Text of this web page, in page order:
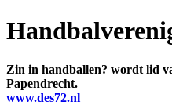
Zin in handballen? wordt lid
Papendrecht.
www.des72.nl